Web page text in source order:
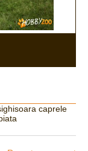
caprele